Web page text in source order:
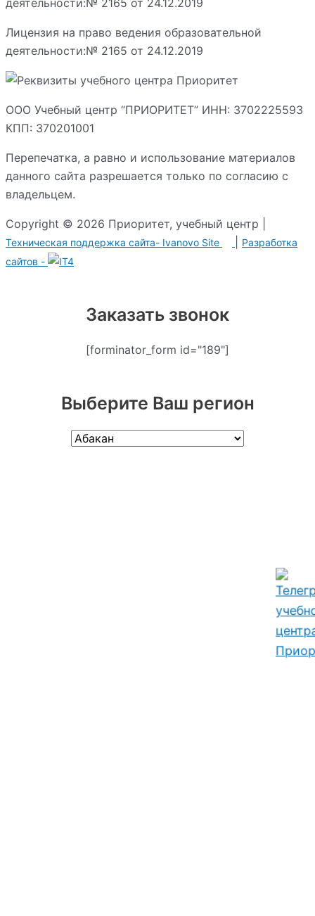
Лицензия на право ведения образовательной
деятельности:№ 2165 от 24.12.2019
ООО Учебный центр “ПРИОРИТЕТ” ИНН: 3702225593
КПП: 370201001
Перепечатка, а равно и использование материалов
данного сайта разрешается только по согласию с
владельцем.
Copyright © 2026 Приоритет, учебный центр |
Техническая поддержка сайта- Ivanovo Site |
Разработка сайтов -
Заказать звонок
[forminator_form id="189"]
Выберите Ваш регион